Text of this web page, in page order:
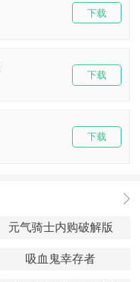
下载
下载
下载
元气骑士内购破解版
吸血鬼幸存者